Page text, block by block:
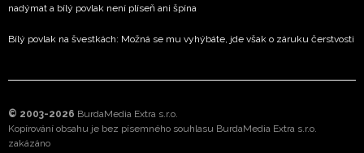
nadýmat a bílý povlak není plíseň ani špína
Bílý povlak na švestkách: Možná se mu vyhýbáte, jde však o záruku čerstvosti
© 2003-2026 BurdaMedia Extra s.r.o.
Kopírování obsahu je bez písemného souhlasu BurdaMedia Extra s.r.o.
zakázáno